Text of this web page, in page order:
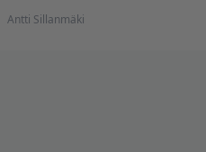
Antti Sillanmäki